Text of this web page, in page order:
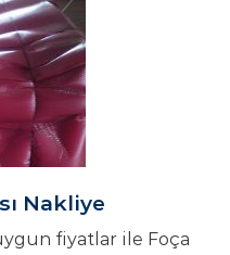
Nakliye
fiyatlar ile Foça